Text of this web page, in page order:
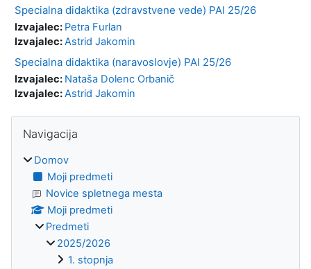
Specialna didaktika (zdravstvene vede) PAI 25/26
Izvajalec: Petra Furlan
Izvajalec:Astrid Jakomin
Specialna didaktika (naravoslovje) PAI 25/26
Izvajalec: Nataša Dolenc Orbanič
Izvajalec:Astrid Jakomin
Bloki
Navigacija
Domov
Moji predmeti
Novice spletnega mesta
Moji predmeti
Predmeti
2025/2026
1. stopnja